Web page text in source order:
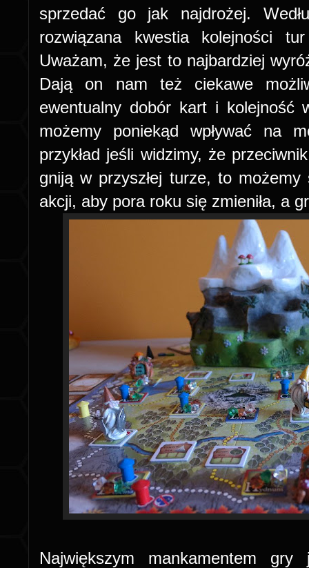
sprzedać go jak najdrożej.
rozwiązana kwestia kolejności
Uważam, że jest to najbardziej
Dają on nam też ciekawe
ewentualny dobór kart i kolejność
możemy poniekąd wpływać na
przykład jeśli widzimy, że
gniją w przyszłej turze, to
akcji, aby pora roku się zmieniła, a
Największym mankamentem